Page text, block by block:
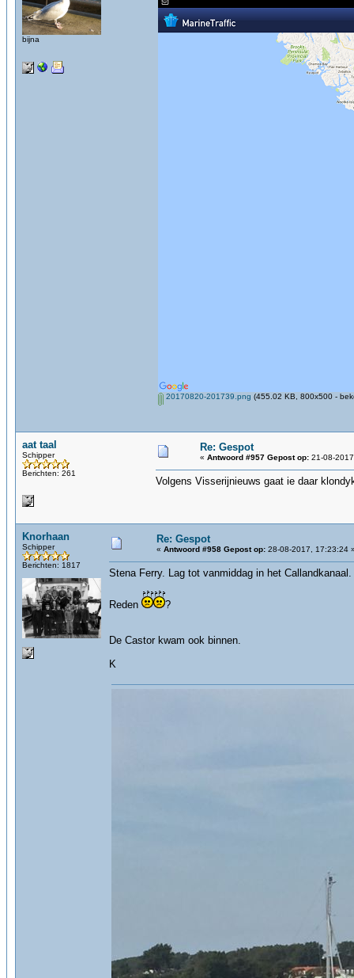
bijna
20170820-201739.png (455.02 KB, 800x500 -
aat taal
Schipper
Berichten: 261
Re: Gespot
« Antwoord #957 Gepost op: 21-08-
Volgens Visserijnieuws gaat ie daar
Knorhaan
Schipper
Berichten: 1817
Re: Gespot
« Antwoord #958 Gepost op: 28-08-2017, 17:23:24
Stena Ferry. Lag tot vanmiddag in het Callandkanaal.
Reden ?
De Castor kwam ook binnen.
K